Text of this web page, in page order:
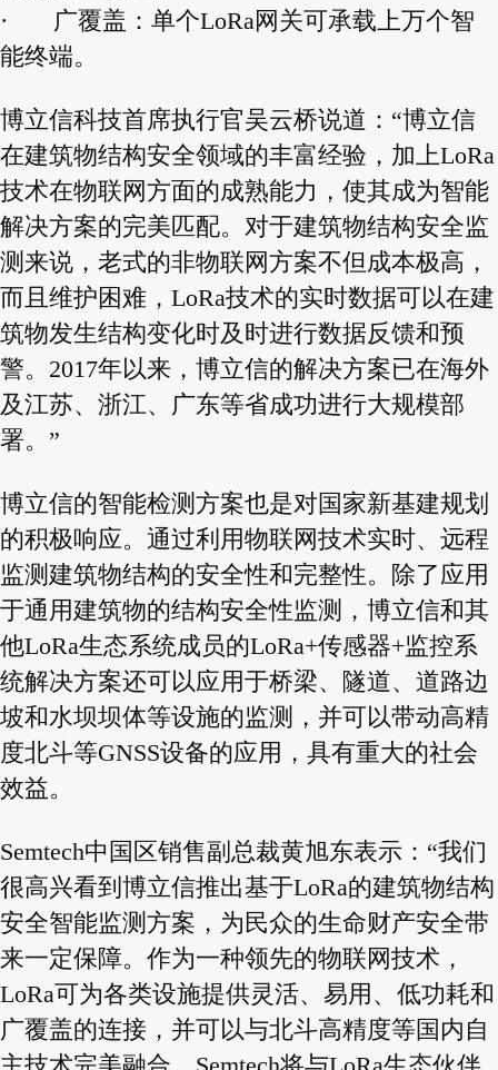
·
广覆盖：单个LoRa网关可承载上万个智
能终端。
博立信科技首席执行官吴云桥说道：“博立信
在建筑物结构安全领域的丰富经验，加上LoRa
技术在物联网方面的成熟能力，使其成为智能
解决方案的完美匹配。对于建筑物结构安全监
测来说，老式的非物联网方案不但成本极高，
而且维护困难，LoRa技术的实时数据可以在建
筑物发生结构变化时及时进行数据反馈和预
警。2017年以来，博立信的解决方案已在海外
及江苏、浙江、广东等省成功进行大规模部
署。”
博立信的智能检测方案也是对国家新基建规划
的积极响应。通过利用物联网技术实时、远程
监测建筑物结构的安全性和完整性。除了应用
于通用建筑物的结构安全性监测，博立信和其
他LoRa生态系统成员的LoRa+传感器+监控系
统解决方案还可以应用于桥梁、隧道、道路边
坡和水坝坝体等设施的监测，并可以带动高精
度北斗等GNSS设备的应用，具有重大的社会
效益。
Semtech中国区销售副总裁黄旭东表示：“我们
很高兴看到博立信推出基于LoRa的建筑物结构
安全智能监测方案，为民众的生命财产安全带
来一定保障。作为一种领先的物联网技术，
LoRa可为各类设施提供灵活、易用、低功耗和
广覆盖的连接，并可以与北斗高精度等国内自